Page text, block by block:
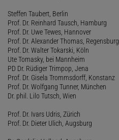
Steffen Taubert, Berlin
Prof. Dr. Reinhard Tausch, Hamburg
Prof. Dr. Uwe Tewes, Hannover
Prof. Dr. Alexander Thomas, Regensburg
Prof. Dr. Walter Tokarski, Köln
Ute Tomasky, bei Mannheim
PD Dr. Rüdiger Trimpop, Jena
Prof. Dr. Gisela Trommsdorff, Konstanz
Prof. Dr. Wolfgang Tunner, München
Dr. phil. Lilo Tutsch, Wien
Prof. Dr. Ivars Udris, Zürich
Prof. Dr. Dieter Ulich, Augsburg